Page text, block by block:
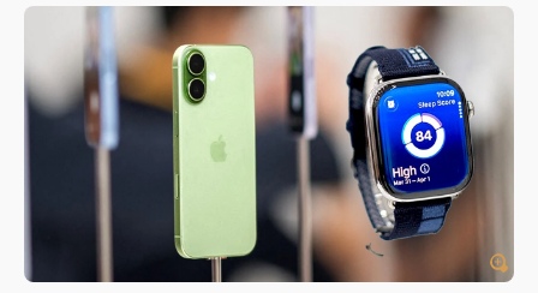
有片｜
白海豚暴風圈逼近！新北淡水赫見龍捲風 榕樹
連根拔起
中颱白海豚風雨來了！中部以北防豪雨 今晚、明天影
響最劇烈
白海豚逼近！北市水門只出不進 未移置車輛最高罰